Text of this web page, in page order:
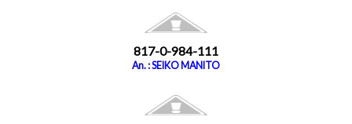
817-0-984-111
An. : SEIKO MANITO